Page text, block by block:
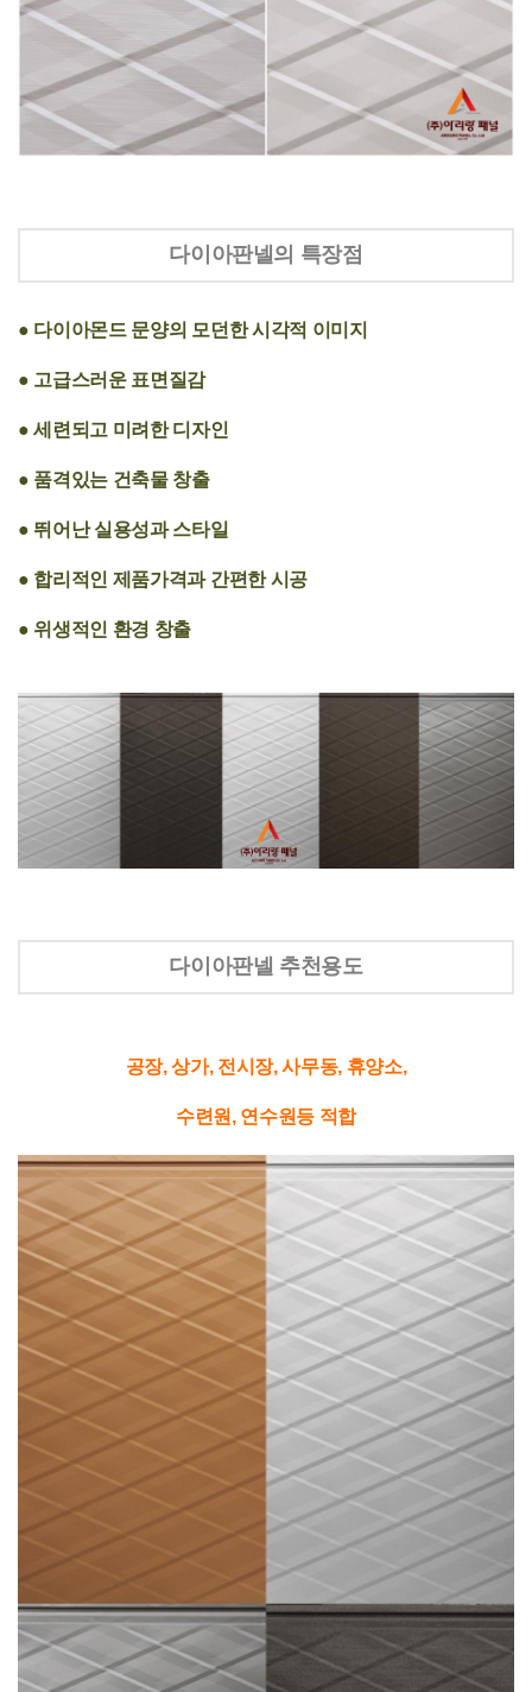
다이아판넬의 특장점
● 다이아몬드 문양의 모던한 시각적 이미지
● 고급스러운 표면질감
● 세련되고 미려한 디자인
● 품격있는 건축물 창출
● 뛰어난 실용성과 스타일
● 합리적인 제품가격과 간편한 시공
● 위생적인 환경 창출
다이아판넬 추천용도
공장, 상가, 전시장, 사무동, 휴양소,
수련원, 연수원등 적합